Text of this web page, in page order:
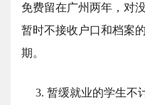
免费留在广州两年，对
暂时不接收户口和档案
期。
3. 暂缓就业的学生不